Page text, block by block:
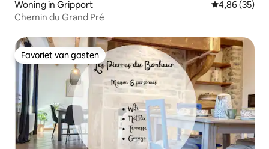
Woning in Gripport Gemiddelde
4,86 (35)
Chemin du Grand Pré
Favoriet van gasten
Favoriet van gasten